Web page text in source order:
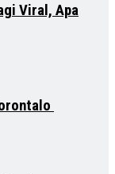
Viral, Apa